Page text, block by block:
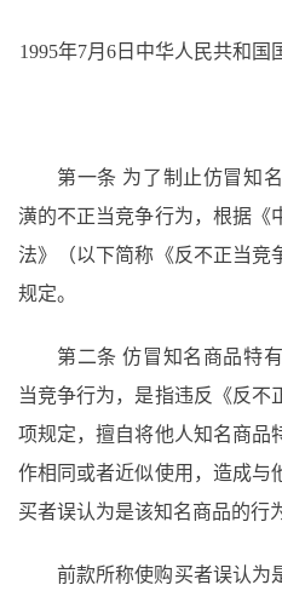
1995年7月 6 日中华人民共和国
第一条 为了制止仿冒知
潢的不正当竞争行为，根据《
法》（以下简称《反不正当竞
规定。
第二条 仿冒知名商品特
当竞争行为，是指违反《反不
项规定，擅自将他人知名商品
作相同或者近似使用，造成与
买者误认为是该知名商品的行
前款所称使购买者误认为